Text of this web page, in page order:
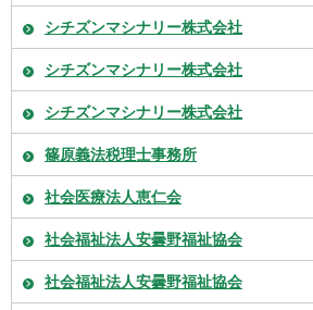
シチズンマシナリー株式会社
シチズンマシナリー株式会社
シチズンマシナリー株式会社
篠原義法税理士事務所
社会医療法人恵仁会
社会福祉法人安曇野福祉協会
社会福祉法人安曇野福祉協会